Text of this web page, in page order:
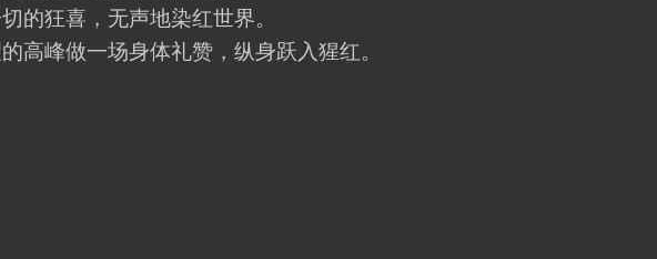
狂喜，无声地染红世界。
峰做一场身体礼赞，纵身跃入猩红。